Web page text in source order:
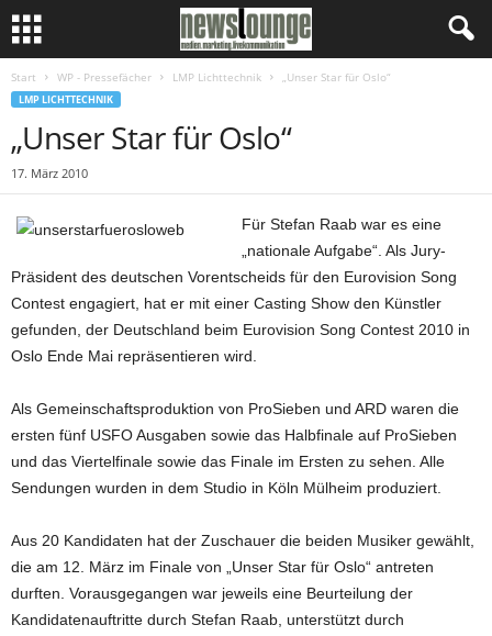
Start WP - Pressefächer LMP Lichttechnik „Unser Star für Oslo“
LMP LICHTTECHNIK
„Unser Star für Oslo“
17. März 2010
Für Stefan Raab war es eine
„nationale Aufgabe“. Als Jury-
Präsident des deutschen Vorentscheids für den Eurovision Song
Contest engagiert, hat er mit einer Casting Show den Künstler
gefunden, der Deutschland beim Eurovision Song Contest 2010 in
Oslo Ende Mai repräsentieren wird.
Als Gemeinschaftsproduktion von ProSieben und ARD waren die
ersten fünf USFO Ausgaben sowie das Halbfinale auf ProSieben
und das Viertelfinale sowie das Finale im Ersten zu sehen. Alle
Sendungen wurden in dem Studio in Köln Mülheim produziert.
Aus 20 Kandidaten hat der Zuschauer die beiden Musiker gewählt,
die am 12. März im Finale von „Unser Star für Oslo“ antreten
durften. Vorausgegangen war jeweils eine Beurteilung der
Kandidatenauftritte durch Stefan Raab, unterstützt durch